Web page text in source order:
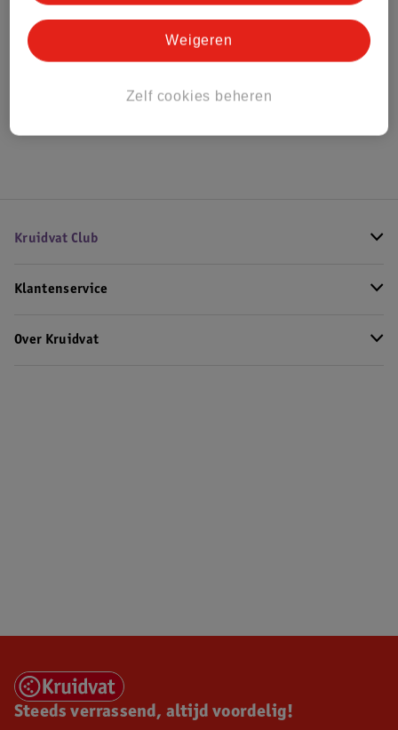
Bekijk ook
Kruidvat Club
Klantenservice
Over Kruidvat
Steeds verrassend, altijd voordelig!
Zelf cookies beheren
Weigeren